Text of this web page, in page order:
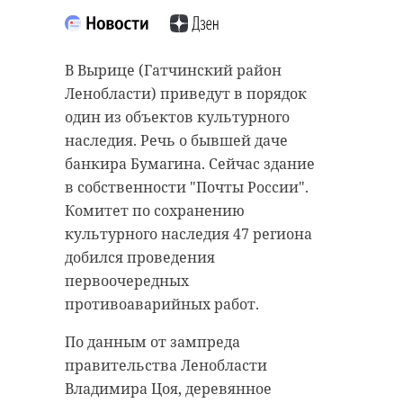
В Вырице (Гатчинский район
Ленобласти) приведут в порядок
один из объектов культурного
наследия. Речь о бывшей даче
банкира Бумагина. Сейчас здание
в собственности "Почты России".
Комитет по сохранению
культурного наследия 47 региона
добился проведения
первоочередных
противоаварийных работ.
По данным от зампреда
правительства Ленобласти
Владимира Цоя, деревянное
бассейн. Физкультурно-
оздоровительный комплекс с
бассейном в деревне Мистолово
(Всеволожский район Ленобласти)
получил разрешение на ввод в
эксплуатацию. Соответствующие
документы объекту выдал
Госстройнадзор 47 региона.
По данным от пресс-службы
строительного комитета,
строительство спортобъекта в
деревне стартовало в 2021 году. В
будущем на территории курорта
также возведут зоны отдыха,
Подписывайтесь на нас в
Губернатор Ленинградской
области Александр Дрозденко
намерен обратиться к президенту
инициативой продления
поручения по решению проблем
обманутых дольщиков ещё на год.